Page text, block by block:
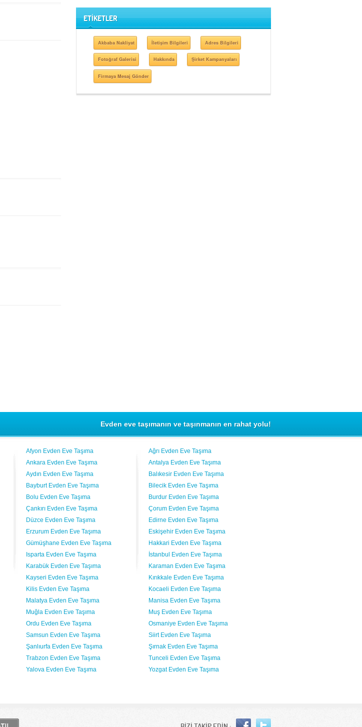
ETİKETLER
Akbaba Nakliyat İletişim Bilgileri Adres Bilgileri
Fotoğraf Galerisi Hakkında Şirket Kampanyaları
Firmaya Mesaj Gönder
Evden eve taşımanın ve taşınmanın en rahat yolu!
Afyon Evden Eve Taşıma
Ağrı Evden Eve Taşıma
Ankara Evden Eve Taşıma
Antalya Evden Eve Taşıma
Aydın Evden Eve Taşıma
Balıkesir Evden Eve Taşıma
Bayburt Evden Eve Taşıma
Bilecik Evden Eve Taşıma
Bolu Evden Eve Taşıma
Burdur Evden Eve Taşıma
Çankırı Evden Eve Taşıma
Çorum Evden Eve Taşıma
Düzce Evden Eve Taşıma
Edirne Evden Eve Taşıma
Erzurum Evden Eve Taşıma
Eskişehir Evden Eve Taşıma
Gümüşhane Evden Eve Taşıma
Hakkari Evden Eve Taşıma
Isparta Evden Eve Taşıma
İstanbul Evden Eve Taşıma
Karabük Evden Eve Taşıma
Karaman Evden Eve Taşıma
Kayseri Evden Eve Taşıma
Kırıkkale Evden Eve Taşıma
Kilis Evden Eve Taşıma
Kocaeli Evden Eve Taşıma
Malatya Evden Eve Taşıma
Manisa Evden Eve Taşıma
Muğla Evden Eve Taşıma
Muş Evden Eve Taşıma
Ordu Evden Eve Taşıma
Osmaniye Evden Eve Taşıma
Samsun Evden Eve Taşıma
Siirt Evden Eve Taşıma
Şanlıurfa Evden Eve Taşıma
Şırnak Evden Eve Taşıma
Trabzon Evden Eve Taşıma
Tunceli Evden Eve Taşıma
Yalova Evden Eve Taşıma
Yozgat Evden Eve Taşıma